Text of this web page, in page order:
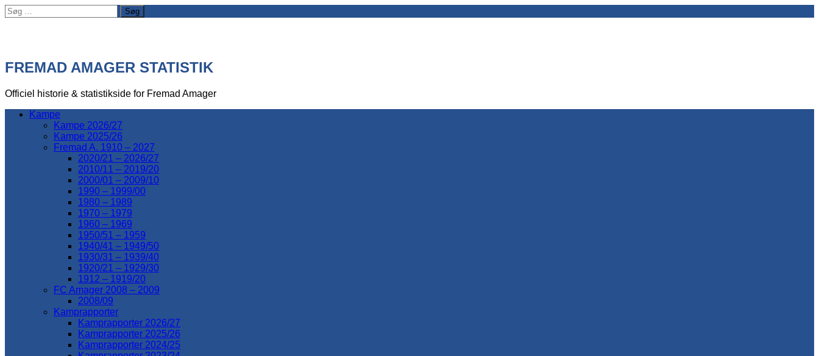
Søg
efter:
FREMAD AMAGER STATISTIK
Officiel historie & statistikside for Fremad Amager
Kampe
Kampe 2026/27
Kampe 2025/26
Fremad A. 1910 – 2027
2020/21 – 2026/27
2010/11 – 2019/20
2000/01 – 2009/10
1990 – 1999/00
1980 – 1989
1970 – 1979
1960 – 1969
1950/51 – 1959
1940/41 – 1949/50
1930/31 – 1939/40
1920/21 – 1929/30
1912 – 1919/20
FC Amager 2008 – 2009
2008/09
Kamprapporter
Kamprapporter 2026/27
Kamprapporter 2025/26
Kamprapporter 2024/25